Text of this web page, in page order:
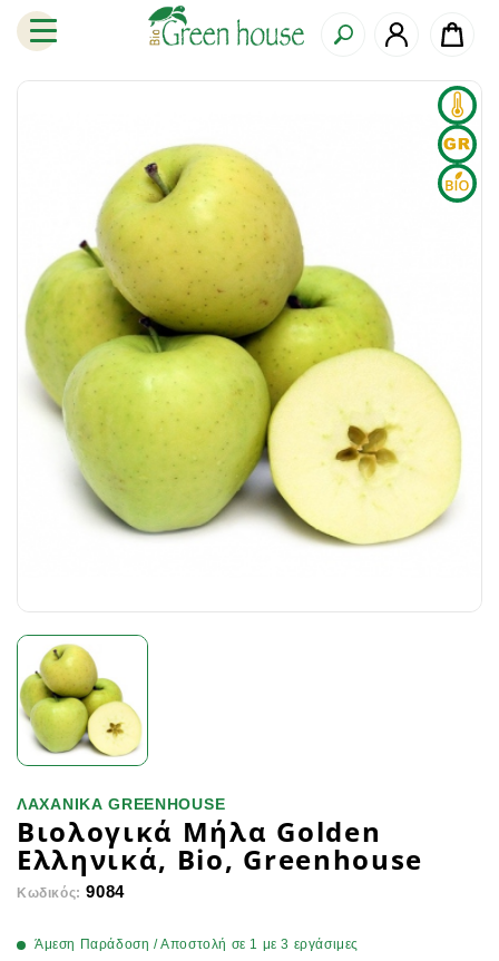
ΛΑΧΑΝΙΚΑ GREENHOUSE
Βιολογικά Μήλα Golden
Ελληνικά, Βio, Greenhouse
Κωδικός: 9084
Άμεση Παράδοση / Αποστολή σε 1 με 3 εργάσιμες